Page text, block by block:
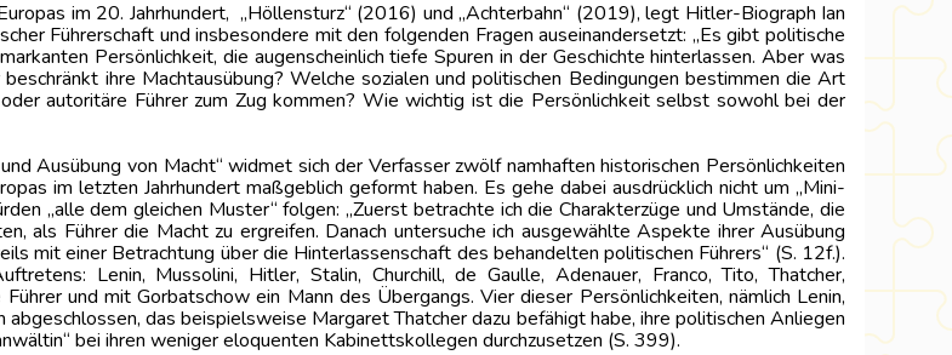
im 20. Jahrhundert, „Höllensturz“ (2016) und „Achterbahn“ (2019), legt Hitler-Biograph Ian
Führerschaft und insbesondere mit den folgenden Fragen auseinandersetzt: „Es gibt politische
Persönlichkeit, die augenscheinlich tiefe Spuren in der Geschichte hinterlassen. Aber was
ihre Machtausübung? Welche sozialen und politischen Bedingungen bestimmen die Art
autoritäre Führer zum Zug kommen? Wie wichtig ist die Persönlichkeit selbst sowohl bei der
Ausübung von Macht“ widmet sich der Verfasser zwölf namhaften historischen Persönlichkeiten
im letzten Jahrhundert maßgeblich geformt haben. Es gehe dabei ausdrücklich nicht um „Mini-
„alle dem gleichen Muster“ folgen: „Zuerst betrachte ich die Charakterzüge und Umstände, die
als Führer die Macht zu ergreifen. Danach untersuche ich ausgewählte Aspekte ihrer Ausübung
mit einer Betrachtung über die Hinterlassenschaft des behandelten politischen Führers“ (S. 12f.).
Lenin, Mussolini, Hitler, Stalin, Churchill, de Gaulle, Adenauer, Franco, Tito, Thatcher,
und mit Gorbatschow ein Mann des Übergangs. Vier dieser Persönlichkeiten, nämlich Lenin,
das beispielsweise Margaret Thatcher dazu befähigt habe, ihre politischen Anliegen
bei ihren weniger eloquenten Kabinettskollegen durchzusetzen (S. 399).